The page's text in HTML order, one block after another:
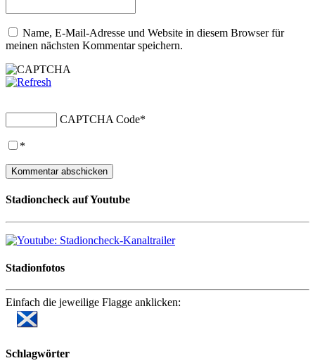
Name, E-Mail-Adresse und Website in diesem Browser für
meinen nächsten Kommentar speichern.
CAPTCHA Code*
*
Stadioncheck auf Youtube
Stadionfotos
Einfach die jeweilige Flagge anklicken:
Schlagwörter